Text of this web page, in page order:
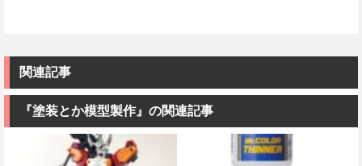
関連記事
『塗装とか模型製作』の関連記事